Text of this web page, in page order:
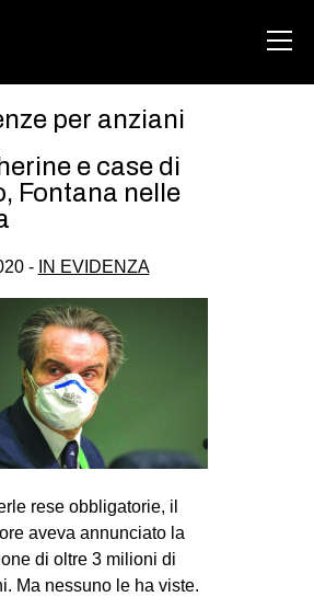
HOME
ABOUT
DEGENERAZIONE
GAZA FREESTYLE
CSOA LAMBRETTA
MSM
TSUNAMI
ZAM
MILANO
MOBILITAZIONI
SPAZI
per anziani
e case di
Fontana nelle
- IN EVIDENZA
rese obbligatorie, il
aveva annunciato la
di oltre 3 milioni di
Ma nessuno le ha viste.